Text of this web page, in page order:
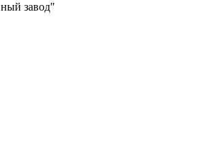
завод"